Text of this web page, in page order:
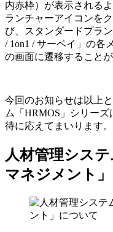
内赤枠）が表示される
ランチャーアイコンを
び、スタンダードプラ
/ 1on1 / サーベイ」の各
の画面に遷移することが
今回のお知らせは以上
ム「HRMOS」シリー
待に応えてまいります。
人材管理シス
マネジメント